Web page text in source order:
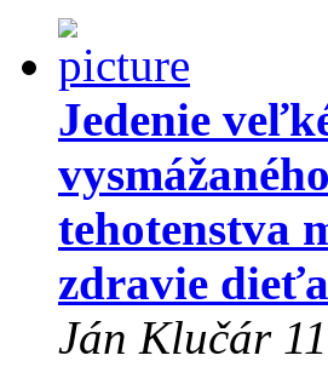
Jedenie
tehotenstva
zdravie
Ján Klučár